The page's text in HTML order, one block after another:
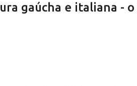
gaúcha e italiana -